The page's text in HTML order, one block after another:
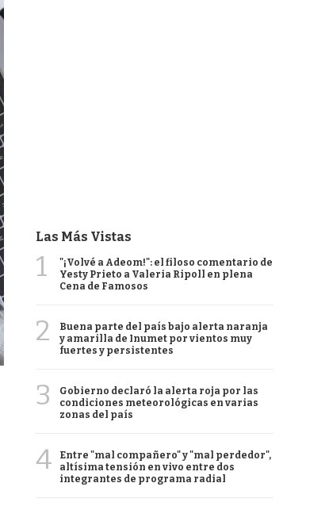
Las Más Vistas
1
"¡Volvé a Adeom!": el filoso comentario de
Yesty Prieto a Valeria Ripoll en plena
Cena de Famosos
2
Buena parte del país bajo alerta naranja
y amarilla de Inumet por vientos muy
fuertes y persistentes
3
Gobierno declaró la alerta roja por las
condiciones meteorológicas en varias
zonas del país
4
Entre "mal compañero" y "mal perdedor",
altísima tensión en vivo entre dos
integrantes de programa radial